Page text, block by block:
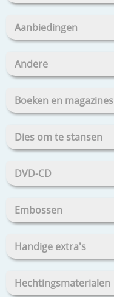
Aanbiedingen
Andere
Boeken en magazines
Dies om te stansen
DVD-CD
Embossen
Handige extra's
Hechtingsmaterialen